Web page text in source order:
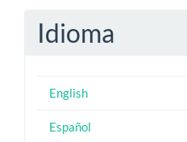
Idioma
English
Español